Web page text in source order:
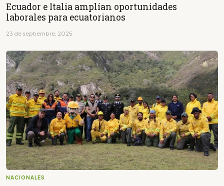
Ecuador e Italia amplían oportunidades
laborales para ecuatorianos
23 de septiembre, 2025
NACIONALES